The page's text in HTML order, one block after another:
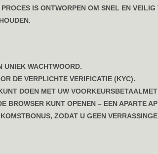
IS ONTWORPEN OM SNEL EN
UNIEK WACHTWOORD.
DE VERPLICHTE VERIFICATIE (KYC).
DOEN MET UW
BROWSER KUNT OPENEN – EEN APARTE
ZODAT U GEEN